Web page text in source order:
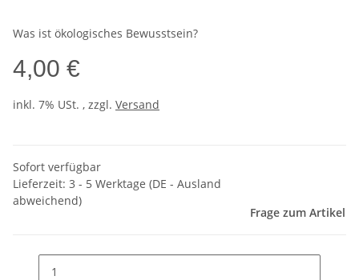
Was ist ökologisches Bewusstsein?
4,00 €
inkl. 7% USt. , zzgl. Versand
Sofort verfügbar
Lieferzeit: 3 - 5 Werktage (DE - Ausland
abweichend)
Frage zum Artikel